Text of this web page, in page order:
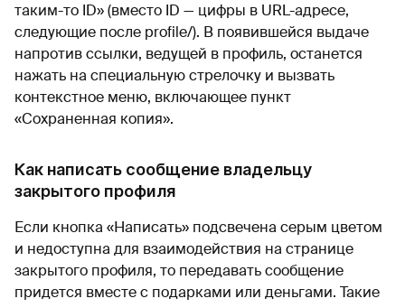
таким-то ID» (вместо ID — цифры в URL-адресе,
следующие после profile/). В появившейся выдаче
напротив ссылки, ведущей в профиль, останется
нажать на специальную стрелочку и вызвать
контекстное меню, включающее пункт
«Сохраненная копия».
Как написать сообщение владельцу
закрытого профиля
Если кнопка «Написать» подсвечена серым цветом
и недоступна для взаимодействия на странице
закрытого профиля, то передавать сообщение
придется вместе с подарками или деньгами. Такие